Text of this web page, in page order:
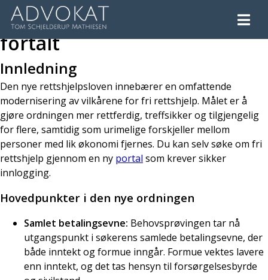
Ny rettshjelpslov – Kort
fortalt
Innledning
Den nye rettshjelpsloven innebærer en omfattende
modernisering av vilkårene for fri rettshjelp. Målet er å
gjøre ordningen mer rettferdig, treffsikker og tilgjengelig
for flere, samtidig som urimelige forskjeller mellom
personer med lik økonomi fjernes. Du kan selv søke om fri
rettshjelp gjennom en ny portal som krever sikker
innlogging.
Hovedpunkter i den nye ordningen
Samlet betalingsevne: Behovsprøvingen tar nå
utgangspunkt i søkerens samlede betalingsevne, der
både inntekt og formue inngår. Formue vektes lavere
enn inntekt, og det tas hensyn til forsørgelsesbyrde